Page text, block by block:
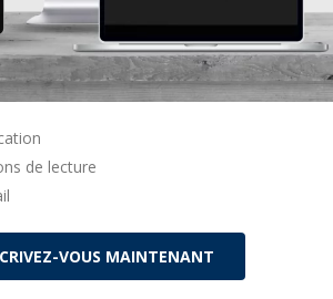
de lecture
VOUS MAINTENANT